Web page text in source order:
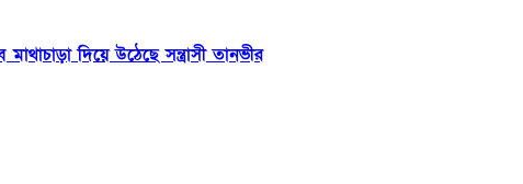
দিয়ে উঠেছে সন্ত্রাসী তানভীর